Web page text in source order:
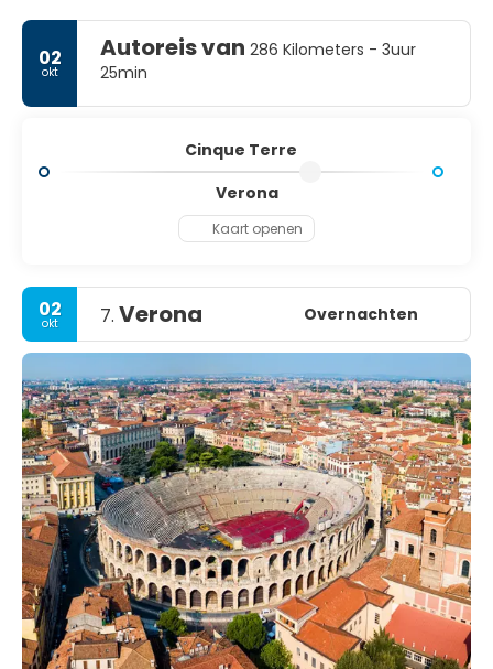
02
okt
Autoreis van 286 Kilometers - 3uur
25min
Cinque Terre
Verona
Kaart openen
02
okt 7. Verona Overnachten